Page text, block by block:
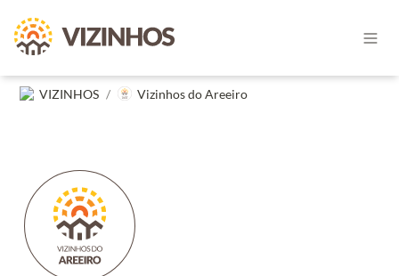
VIZINHOS / Vizinhos do Areeiro